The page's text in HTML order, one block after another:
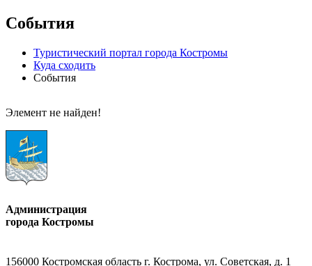
События
Туристический портал города Костромы
Куда сходить
События
Элемент не найден!
Администрация
города Костромы
156000 Костромская область г. Кострома, ул. Советская, д. 1